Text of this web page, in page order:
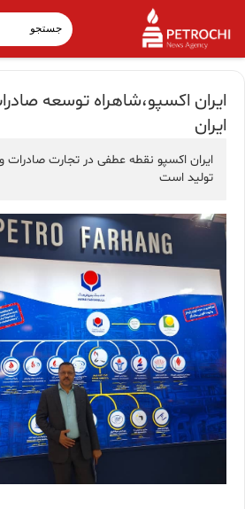
ایران اکسپو،شاهراه توسعه
ایران
ایران اکسپو نقطه عطفی در تجارت
تولید است